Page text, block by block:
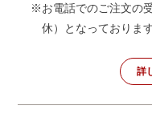
※お電話でのご注文の
休）となっておりま
詳